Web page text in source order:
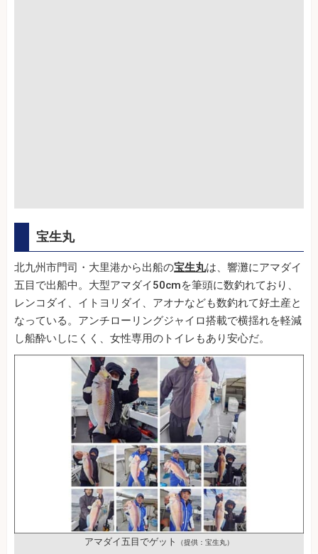
宝生丸
北九州市門司・大里港から出船の宝生丸は、響灘にアマダイ
五目で出船中。大型アマダイ50cmを筆頭に数釣れており、
レンコダイ、イトヨリダイ、アオナなども数釣れて好土産と
なっている。アンチローリングジャイロ搭載で横揺れを軽減
し船酔いしにくく、女性専用のトイレもあり安心だ。
アマダイ五目でゲット （提供：宝生丸）